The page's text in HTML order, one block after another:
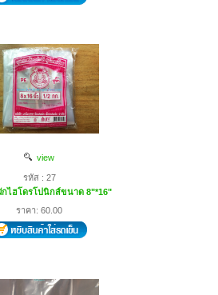
view
รหัส : 27
กไฮโดรโปนิกส์ขนาด 8"*16"
ราคา: 60.00